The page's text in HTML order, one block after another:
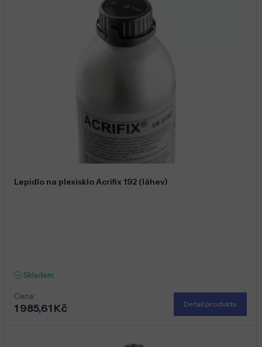
Lepidlo na plexisklo Acrifix 192 (láhev)
Skladem
Cena:
1 985,61 Kč Detail produktu